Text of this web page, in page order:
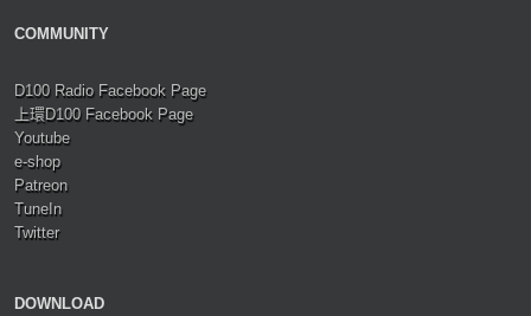
COMMUNITY
D100 Radio Facebook Page
上環D100 Facebook Page
Youtube
e-shop
Patreon
TuneIn
Twitter
DOWNLOAD